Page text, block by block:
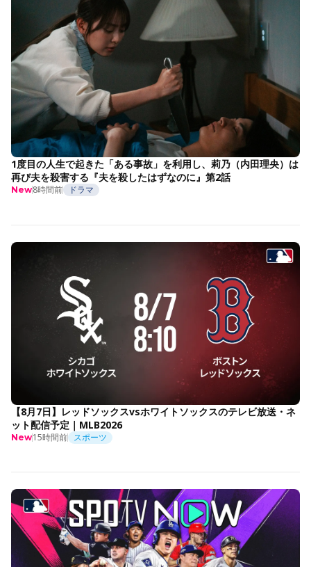
1度目の人生で起きた「ある事故」を利用し、莉乃（内田理央）は
再び夫を殺害する『夫を殺したはずなのに』第2話
New8時間前 ドラマ
【8月7日】レッドソックスvsホワイトソックスのテレビ放送・ネ
ット配信予定｜MLB2026
New15時間前 スポーツ